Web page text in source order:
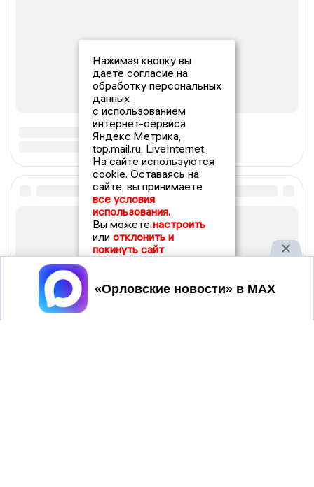
Нажимая кнопку вы
даете согласие на
обработку персональных
данных
с использованием
интернет-сервиса
Яндекс.Метрика,
top.mail.ru, LiveInternet.
На сайте используются
cookie. Оставаясь на
сайте, вы принимаете
все условия
использования.
Вы можете настроить
или отклонить и
покинуть сайт
Принять